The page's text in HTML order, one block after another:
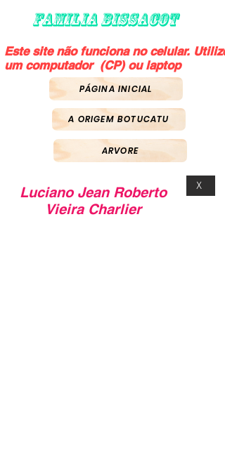
FAMILIA BISSACOT
Este site não funciona no celular. Utilize
um computador (CP) ou laptop
PÁGINA INICIAL
A ORIGEM BOTUCATU
ARVORE
Luciano Jean Roberto
Vieira Charlier
X